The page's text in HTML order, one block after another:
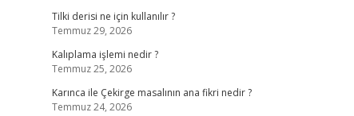
Tilki derisi ne için kullanılır ?
Temmuz 29, 2026
Kalıplama işlemi nedir ?
Temmuz 25, 2026
Karınca ile Çekirge masalının ana fikri nedir ?
Temmuz 24, 2026